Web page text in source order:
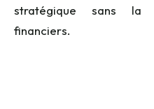
stratégique sans la
financiers.